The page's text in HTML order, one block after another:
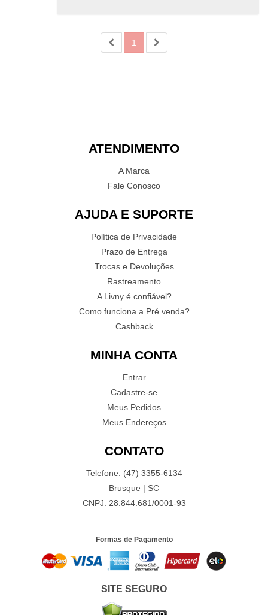
1
ATENDIMENTO
A Marca
Fale Conosco
AJUDA E SUPORTE
Política de Privacidade
Prazo de Entrega
Trocas e Devoluções
Rastreamento
A Livny é confiável?
Como funciona a Pré venda?
Cashback
MINHA CONTA
Entrar
Cadastre-se
Meus Pedidos
Meus Endereços
CONTATO
Telefone: (47) 3355-6134
Brusque | SC
CNPJ: 28.844.681/0001-93
Formas de Pagamento
SITE SEGURO